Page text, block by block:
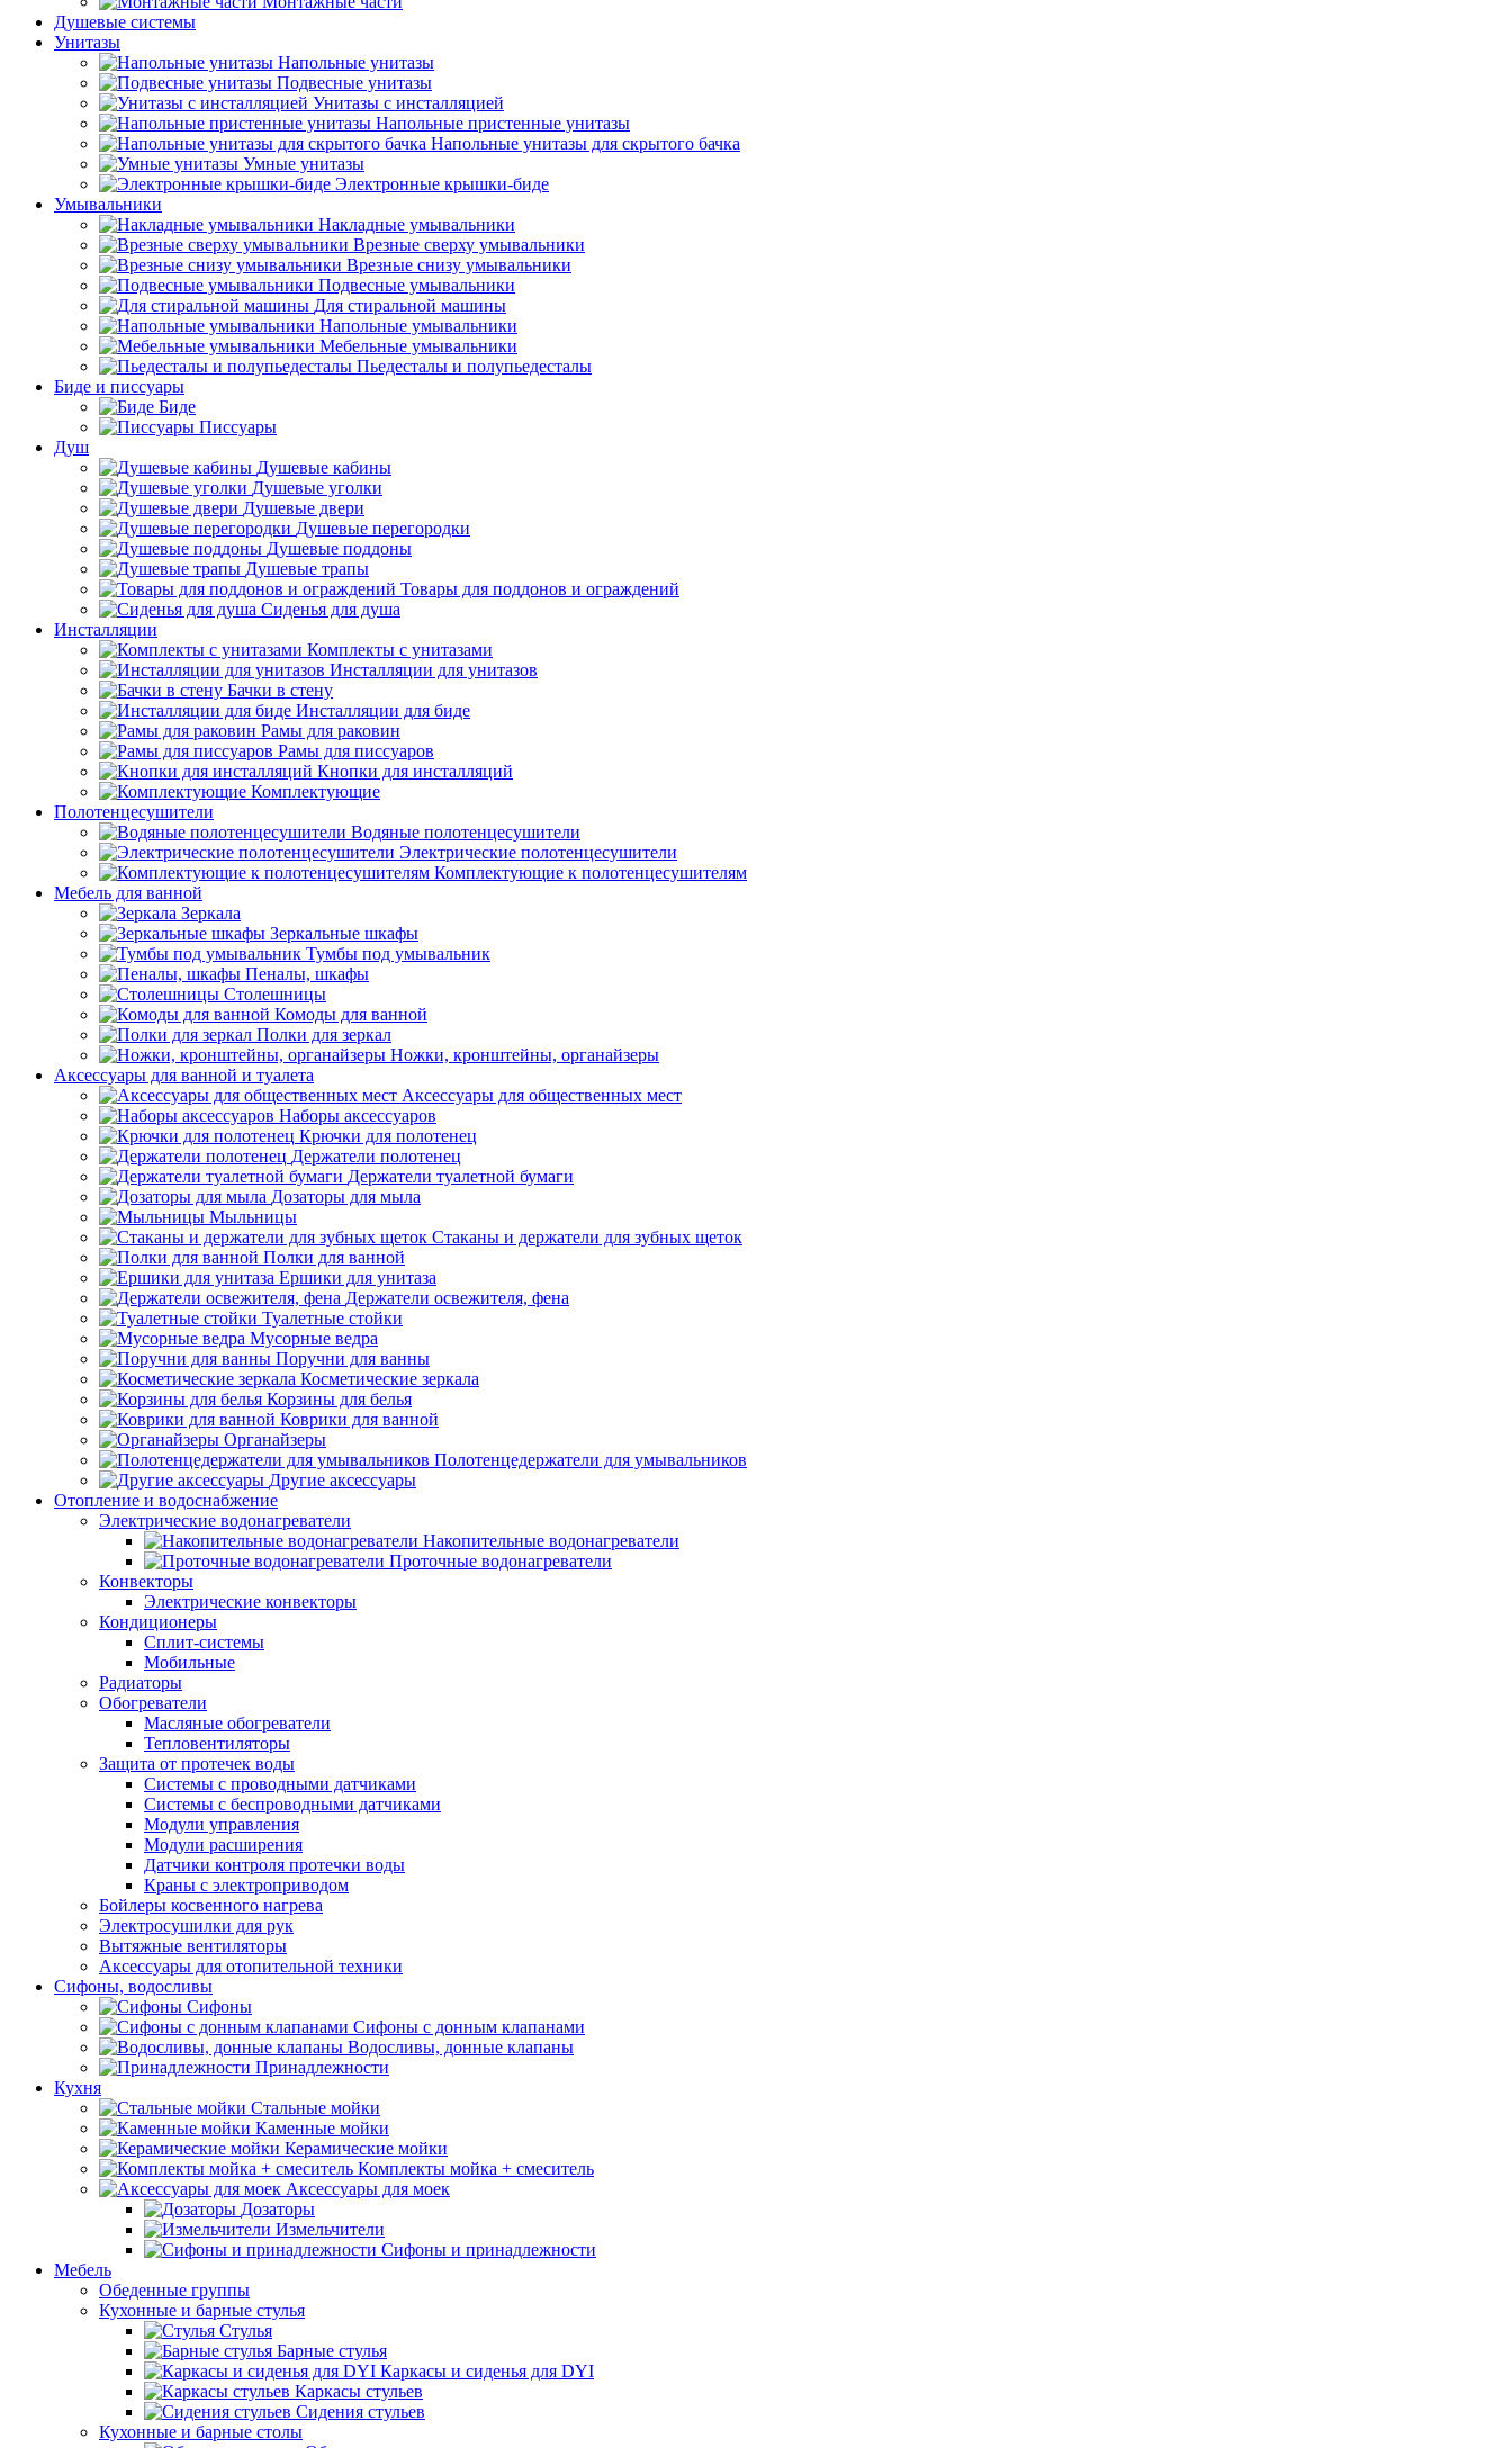
Душевые системы
Унитазы
Напольные унитазы
Подвесные унитазы
Унитазы с инсталляцией
Напольные пристенные унитазы
Напольные унитазы для скрытого бачка
Умные унитазы
Электронные крышки-биде
Умывальники
Накладные умывальники
Врезные сверху умывальники
Врезные снизу умывальники
Подвесные умывальники
Для стиральной машины
Напольные умывальники
Мебельные умывальники
Пьедесталы и полупьедесталы
Биде и писсуары
Биде
Писсуары
Душ
Душевые кабины
Душевые уголки
Душевые двери
Душевые перегородки
Душевые поддоны
Душевые трапы
Товары для поддонов и ограждений
Сиденья для душа
Инсталляции
Комплекты с унитазами
Инсталляции для унитазов
Бачки в стену
Инсталляции для биде
Рамы для раковин
Рамы для писсуаров
Кнопки для инсталляций
Комплектующие
Полотенцесушители
Водяные полотенцесушители
Электрические полотенцесушители
Комплектующие к полотенцесушителям
Мебель для ванной
Зеркала
Зеркальные шкафы
Тумбы под умывальник
Пеналы, шкафы
Столешницы
Комоды для ванной
Полки для зеркал
Ножки, кронштейны, органайзеры
Аксессуары для ванной и туалета
Аксессуары для общественных мест
Наборы аксессуаров
Крючки для полотенец
Держатели полотенец
Держатели туалетной бумаги
Дозаторы для мыла
Мыльницы
Стаканы и держатели для зубных щеток
Полки для ванной
Ершики для унитаза
Держатели освежителя, фена
Туалетные стойки
Мусорные ведра
Поручни для ванны
Косметические зеркала
Корзины для белья
Коврики для ванной
Органайзеры
Полотенцедержатели для умывальников
Другие аксессуары
Отопление и водоснабжение
Электрические водонагреватели
Накопительные водонагреватели
Проточные водонагреватели
Конвекторы
Электрические конвекторы
Кондиционеры
Сплит-системы
Мобильные
Радиаторы
Обогреватели
Масляные обогреватели
Тепловентиляторы
Защита от протечек воды
Системы с проводными датчиками
Системы с беспроводными датчиками
Модули управления
Модули расширения
Датчики контроля протечки воды
Краны с электроприводом
Бойлеры косвенного нагрева
Электросушилки для рук
Вытяжные вентиляторы
Аксессуары для отопительной техники
Сифоны, водосливы
Сифоны
Сифоны с донным клапанами
Водосливы, донные клапаны
Принадлежности
Кухня
Стальные мойки
Каменные мойки
Керамические мойки
Комплекты мойка + смеситель
Аксессуары для моек
Дозаторы
Измельчители
Сифоны и принадлежности
Мебель
Обеденные группы
Кухонные и барные стулья
Стулья
Барные стулья
Каркасы и сиденья для DYI
Каркасы стульев
Сидения стульев
Кухонные и барные столы